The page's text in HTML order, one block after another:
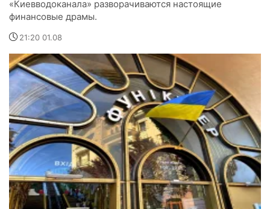
«Киевводоканала» разворачиваются настоящие
финансовые драмы.
21:20 01.08